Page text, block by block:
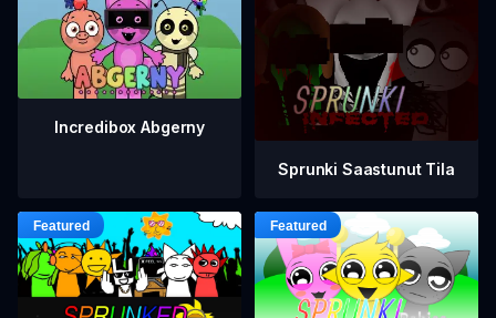
Incredibox Abgerny
Sprunki Saastunut Tila